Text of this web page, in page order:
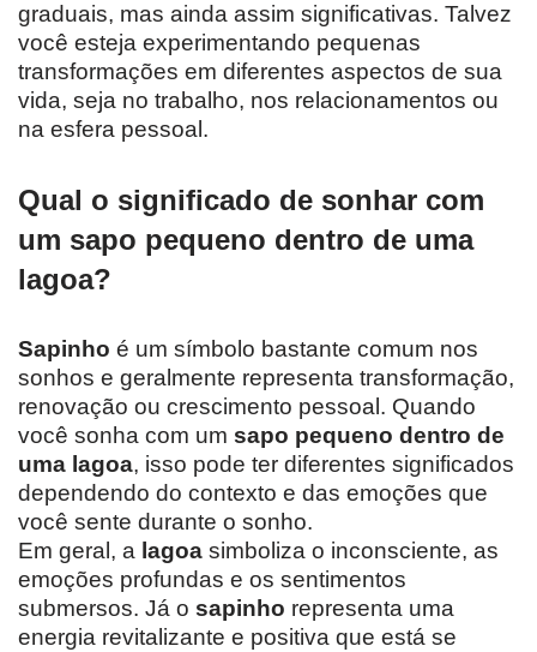
graduais, mas ainda assim significativas. Talvez
você esteja experimentando pequenas
transformações em diferentes aspectos de sua
vida, seja no trabalho, nos relacionamentos ou
na esfera pessoal.
Qual o significado de sonhar com
um sapo pequeno dentro de uma
lagoa?
Sapinho é um símbolo bastante comum nos
sonhos e geralmente representa transformação,
renovação ou crescimento pessoal. Quando
você sonha com um sapo pequeno dentro de
uma lagoa, isso pode ter diferentes significados
dependendo do contexto e das emoções que
você sente durante o sonho.
Em geral, a lagoa simboliza o inconsciente, as
emoções profundas e os sentimentos
submersos. Já o sapinho representa uma
energia revitalizante e positiva que está se